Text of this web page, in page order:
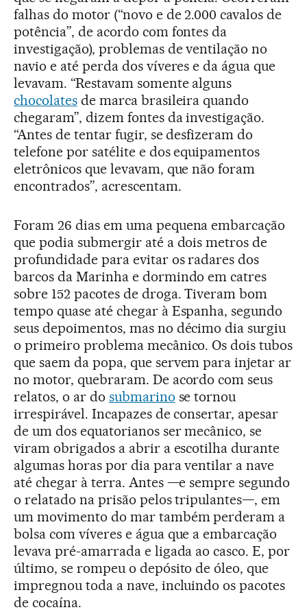
falhas do motor (“novo e de 2.000 cavalos de
potência”, de acordo com fontes da
investigação), problemas de ventilação no
navio e até perda dos víveres e da água que
levavam. “Restavam somente alguns
chocolatesde marca brasileira quando
chegaram”, dizem fontes da investigação.
“Antes de tentar fugir, se desfizeram do
telefone por satélite e dos equipamentos
eletrônicos que levavam, que não foram
encontrados”, acrescentam.
Foram 26 dias em uma pequena embarcação
que podia submergir até a dois metros de
profundidade para evitar os radares dos
barcos da Marinha e dormindo em catres
sobre 152 pacotes de droga. Tiveram bom
tempo quase até chegar à Espanha, segundo
seus depoimentos, mas no décimo dia surgiu
o primeiro problema mecânico. Os dois tubos
que saem da popa, que servem para injetar ar
no motor, quebraram. De acordo com seus
relatos, o ar do submarino se tornou
irrespirável. Incapazes de consertar, apesar
de um dos equatorianos ser mecânico, se
viram obrigados a abrir a escotilha durante
algumas horas por dia para ventilar a nave
até chegar à terra. Antes —e sempre segundo
o relatado na prisão pelos tripulantes—, em
um movimento do mar também perderam a
bolsa com víveres e água que a embarcação
levava pré-amarrada e ligada ao casco. E, por
último, se rompeu o depósito de óleo, que
impregnou toda a nave, incluindo os pacotes
de cocaína.